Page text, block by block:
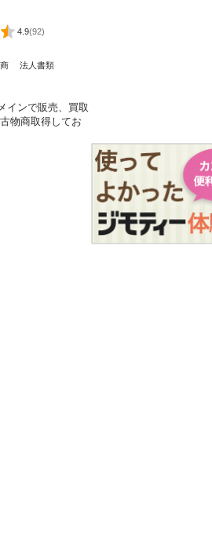
4.9(92)
法人書類
インで販売、買取
物商取得してお